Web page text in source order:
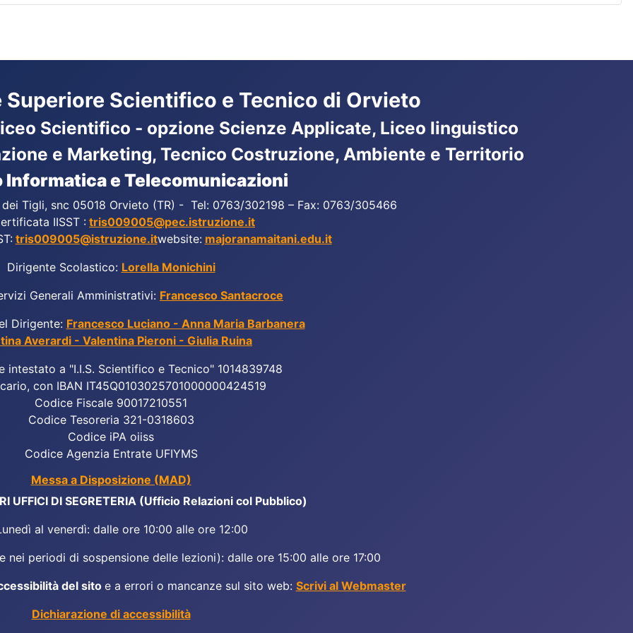
Scientifico e Tecnico di Orvieto
Scientifico - opzione Scienze Applicate, Liceo linguistico
e Marketing, Tecnico Costruzione, Ambiente e Territorio
Informatica e Telecomunicazioni
Tigli, snc 05018 Orvieto (TR) - Tel: 0763/302198 – Fax: 0763/305466
IISST : tris009005@pec.istruzione.it
tris009005@istruzione.itwebsite: majoranamaitani.edu.it
Dirigente Scolastico: Lorella Monichini
Generali Amministrativi: Francesco Santacroce
Dirigente: Francesco Luciano - Anna Maria Barbanera
Averardi - Valentina Pieroni - Giulia Ruina
intestato a "I.I.S. Scientifico e Tecnico" 1014839748
con IBAN IT45Q0103025701000000424519
Codice Fiscale 90017210551
Codice Tesoreria 321-0318603
Codice iPA oiiss
Codice Agenzia Entrate UFIYMS
Messa a Disposizione (MAD)
UFFICI DI SEGRETERIA (Ufficio Relazioni col Pubblico)
al venerdì: dalle ore 10:00 alle ore 12:00
nei periodi di sospensione delle lezioni): dalle ore 15:00 alle ore 17:00
del sito e a errori o mancanze sul sito web: Scrivi al Webmaster
Dichiarazione di accessibilità